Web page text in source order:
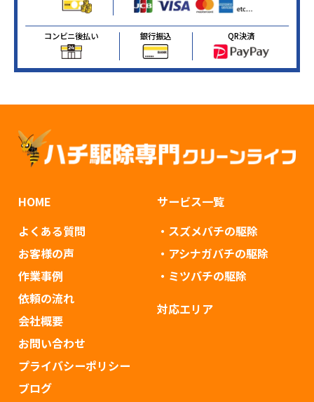
コンビニ後払い 銀行振込 QR決済
HOME
よくある質問
お客様の声
作業事例
依頼の流れ
会社概要
お問い合わせ
プライバシーポリシー
ブログ
サービス一覧
・スズメバチの駆除
・アシナガバチの駆除
・ミツバチの駆除
対応エリア